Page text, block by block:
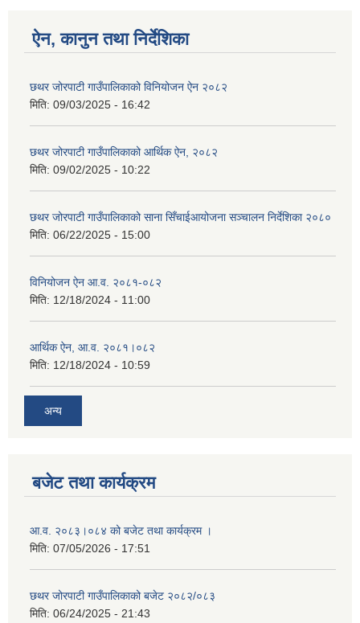
ऐन, कानुन तथा निर्देशिका
छथर जोरपाटी गाउँपालिकाको विनियोजन ऐन २०८२
मिति: 09/03/2025 - 16:42
छथर जोरपाटी गाउँपालिकाको आर्थिक ऐन, २०८२
मिति: 09/02/2025 - 10:22
छथर जोरपाटी गाउँपालिकाको साना सिँचाईआयोजना सञ्चालन निर्देशिका २०८०
मिति: 06/22/2025 - 15:00
विनियोजन ऐन आ.व. २०८१-०८२
मिति: 12/18/2024 - 11:00
आर्थिक ऐन, आ.व. २०८१।०८२
मिति: 12/18/2024 - 10:59
अन्य
बजेट तथा कार्यक्रम
आ.व. २०८३।०८४ को बजेट तथा कार्यक्रम ।
मिति: 07/05/2026 - 17:51
छथर जोरपाटी गाउँपालिकाको बजेट २०८२/०८३
मिति: 06/24/2025 - 21:43